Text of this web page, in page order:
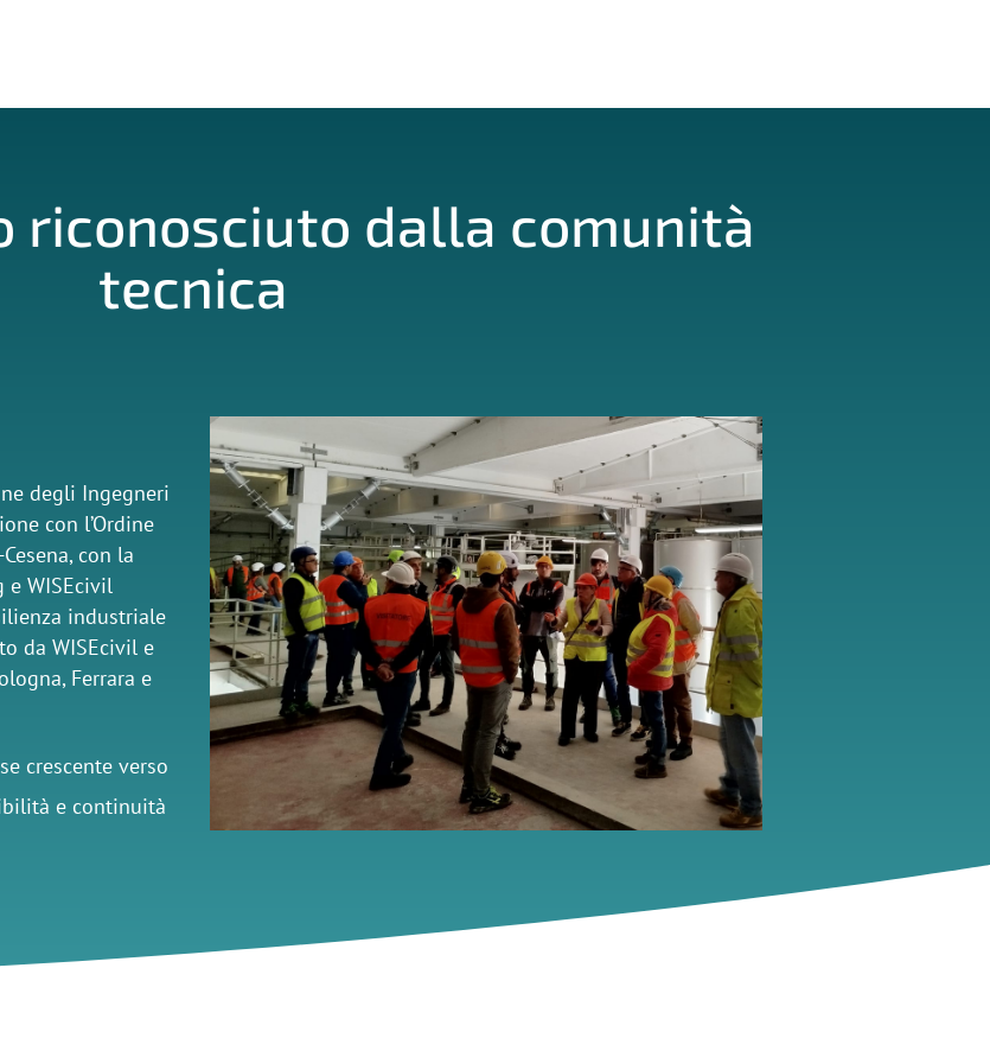
riconosciuto dalla comunità
tecnica
degli Ingegneri
con l’Ordine
con la
e WISEcivil
industriale
da WISEcivil e
Ferrara e
crescente verso
e continuità